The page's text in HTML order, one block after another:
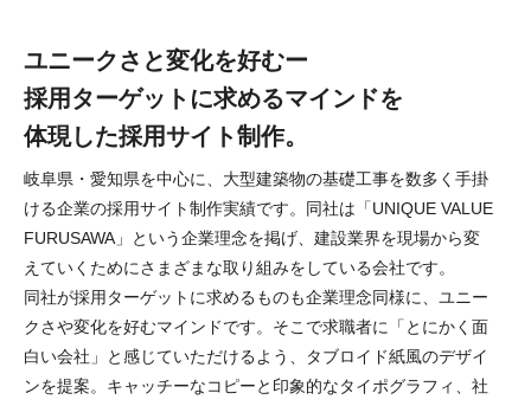
ユニークさと変化を好むー
採用ターゲットに求めるマインドを
体現した採用サイト制作。
岐阜県・愛知県を中心に、大型建築物の基礎工事を数多く手掛
ける企業の採用サイト制作実績です。同社は「UNIQUE VALUE
FURUSAWA」という企業理念を掲げ、建設業界を現場から変
えていくためにさまざまな取り組みをしている会社です。
同社が採用ターゲットに求めるものも企業理念同様に、ユニー
クさや変化を好むマインドです。そこで求職者に「とにかく面
白い会社」と感じていただけるよう、タブロイド紙風のデザイ
ンを提案。キャッチーなコピーと印象的なタイポグラフィ、社